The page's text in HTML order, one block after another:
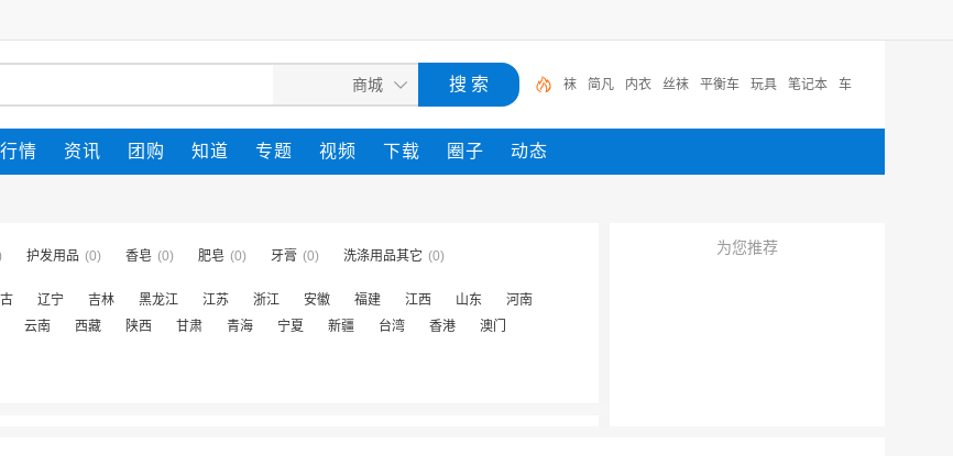
袜 简凡 内衣 丝袜 平衡车 玩具 笔记本 车
行情 资讯 团购 知道 专题 视频 下载 圈子 动态
护发用品 (0) 香皂 (0) 肥皂 (0) 牙膏 (0) 洗涤用品其它 (0)
辽宁 吉林 黑龙江 江苏 浙江 安徽 福建 江西 山东
河南
云南 西藏 陕西 甘肃 青海 宁夏 新疆 台湾 香港 澳门
为您推荐